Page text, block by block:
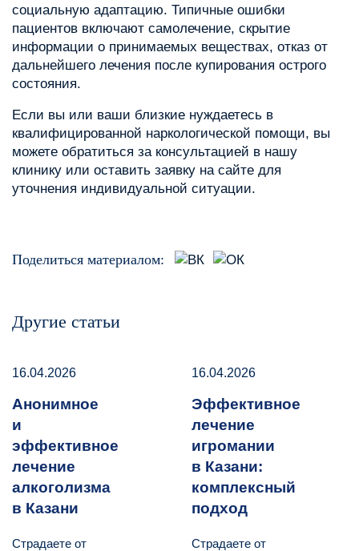
социальную адаптацию. Типичные ошибки
пациентов включают самолечение, скрытие
информации о принимаемых веществах, отказ от
дальнейшего лечения после купирования острого
состояния.
Если вы или ваши близкие нуждаетесь в
квалифицированной наркологической помощи, вы
можете обратиться за консультацией в нашу
клинику или оставить заявку на сайте для
уточнения индивидуальной ситуации.
Поделиться материалом:
Другие статьи
16.04.2026
Анонимное
и
эффективное
лечение
алкоголизма
в Казани
Страдаете от
16.04.2026
Эффективное
лечение
игромании
в Казани:
комплексный
подход
Страдаете от